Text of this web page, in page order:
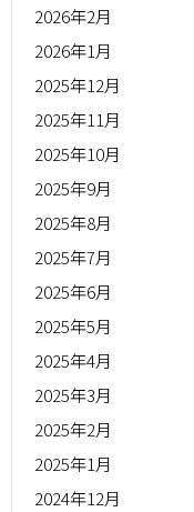
2026年2月
2026年1月
2025年12月
2025年11月
2025年10月
2025年9月
2025年8月
2025年7月
2025年6月
2025年5月
2025年4月
2025年3月
2025年2月
2025年1月
2024年12月